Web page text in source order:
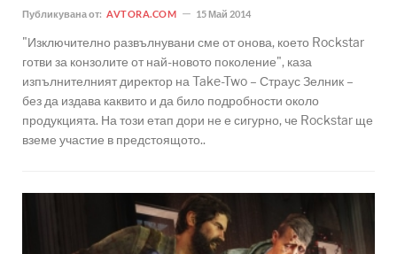
Публикувана от: AVTORA.COM 15 Май 2014
"Изключително развълнувани сме от онова, което Rockstar
готви за конзолите от най-новото поколение", каза
изпълнителният директор на Take-Two – Страус Зелник –
без да издава каквито и да било подробности около
продукцията. На този етап дори не е сигурно, че Rockstar ще
вземе участие в предстоящото..